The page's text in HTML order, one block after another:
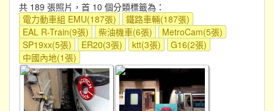
共 189 張照片，首 10 個分類標籤為：
電力動車組 EMU(187張)
鐵路車輛(187張)
EAL R-Train(9張)
柴油機車(6張)
MetroCam(5張)
SP19xx(5張)
ER20(3張) ktt(3張)
G16(2張)
中國內地(1張)